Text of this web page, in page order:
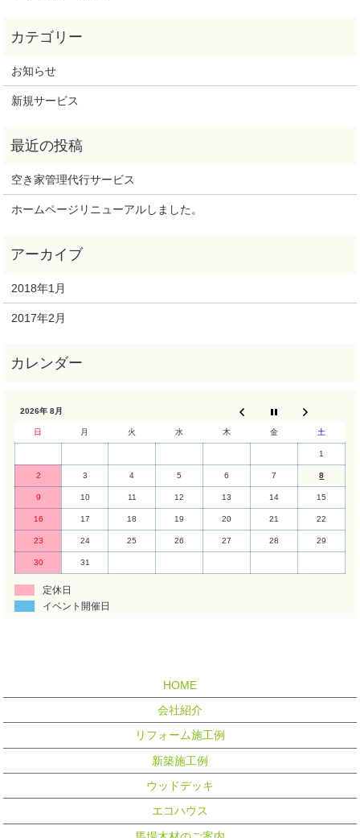
お知らせ
新規サービス
空き家管理代行サービス
ホームページリニューアルしました。
2018年1月
2017年2月
2026年 8月
日 月 火 水 木 金 土
1
2 3 4 5 6 7 8
9 10 11 12 13 14 15
16 17 18 19 20 21 22
23 24 25 26 27 28 29
30 31
定休日
イベント開催日
HOME
会社紹介
リフォーム施工例
新築施工例
ウッドデッキ
エコハウス